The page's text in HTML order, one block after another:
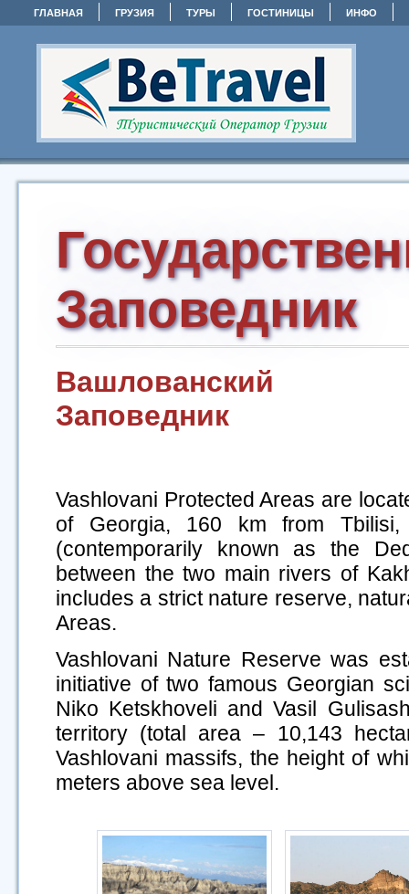
ГЛАВНАЯ ГРУЗИЯ ТУРЫ ГОСТИНИЦЫ ИНФО
Заповедник
Вашлованский
Заповедник
Vashlovani Protected Areas are
of Georgia, 160 km from
(contemporarily known as the
between the two main rivers of
includes a strict nature reserve,
Areas.
Vashlovani Nature Reserve was
initiative of two famous Georgian
Niko Ketskhoveli and Vasil
territory (total area – 10,143
Vashlovani massifs, the height of
meters above sea level.